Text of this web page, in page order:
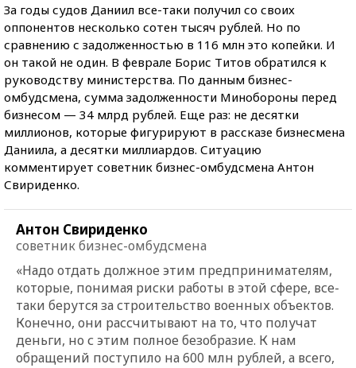
За годы судов Даниил все-таки получил со своих
оппонентов несколько сотен тысяч рублей. Но по
сравнению с задолженностью в 116 млн это копейки. И
он такой не один. В феврале Борис Титов обратился к
руководству министерства. По данным бизнес-
омбудсмена, сумма задолженности Минобороны перед
бизнесом — 34 млрд рублей. Еще раз: не десятки
миллионов, которые фигурируют в рассказе бизнесмена
Даниила, а десятки миллиардов. Ситуацию
комментирует советник бизнес-омбудсмена Антон
Свириденко.
Антон Свириденко
советник бизнес-омбудсмена
«Надо отдать должное этим предпринимателям,
которые, понимая риски работы в этой сфере, все-
таки берутся за строительство военных объектов.
Конечно, они рассчитывают на то, что получат
деньги, но с этим полное безобразие. К нам
обращений поступило на 600 млн рублей, а всего,